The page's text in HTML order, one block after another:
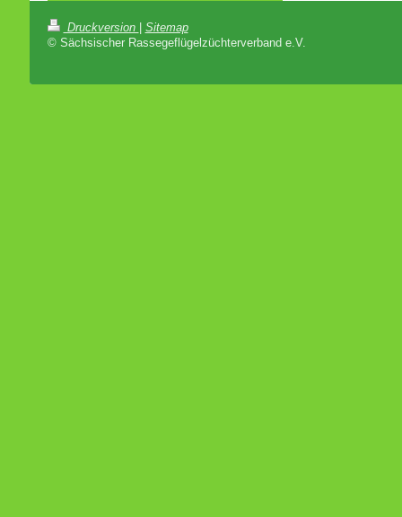
Druckversion
Sitemap
© Sächsischer Rassegeflügelzüchterverband e.V.